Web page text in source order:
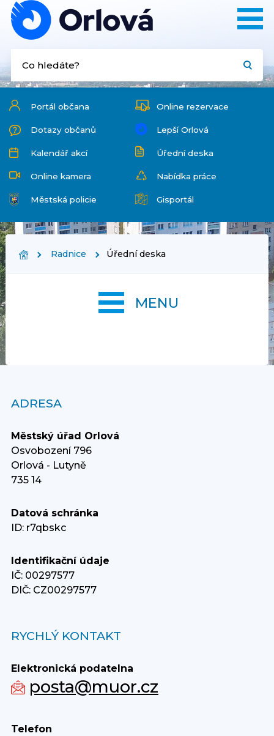
Portál občana Online rezervace
Dotazy občanů Lepší Orlová
Kalendář akcí Úřední deska
Online kamera Nabídka práce
Městská policie Gisportál
Radnice Úřední deska
MENU
ADRESA
Městský úřad Orlová
Osvobození 796
Orlová - Lutyně
735 14
Datová schránka
ID: r7qbskc
Identifikační údaje
IČ: 00297577
DIČ: CZ00297577
RYCHLÝ KONTAKT
Elektronická podatelna
posta@muor.cz
Telefon